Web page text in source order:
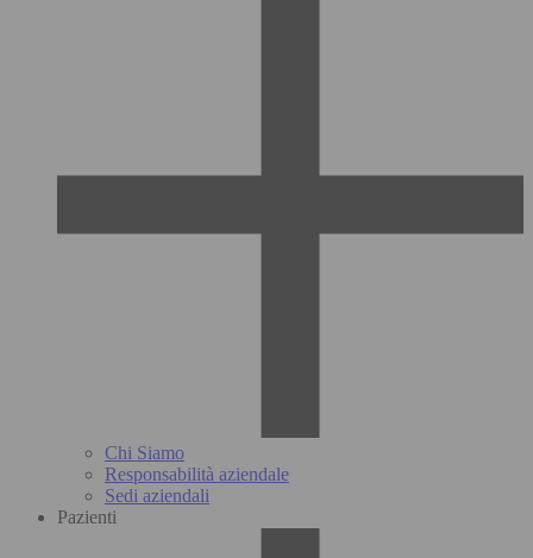
Chi Siamo
Responsabilità aziendale
Sedi aziendali
Pazienti